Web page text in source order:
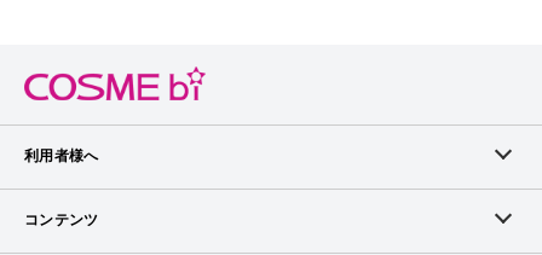
利用者様へ
メンバーログイン
コンテンツ